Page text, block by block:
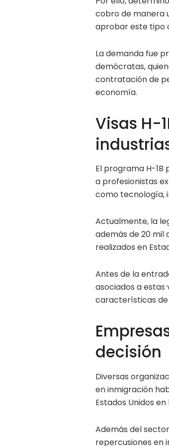
cobro de manera
aprobar este tipo
La demanda fue
demócratas,
contratación de
economía.
Visas H-
El programa H-
a profesionistas
como tecnología,
Actualmente, la
además de 20 mil
realizados en
Antes de la
asociados a estas
características de
decisión
Diversas
en inmigración
Estados Unidos
Además del
repercusiones en